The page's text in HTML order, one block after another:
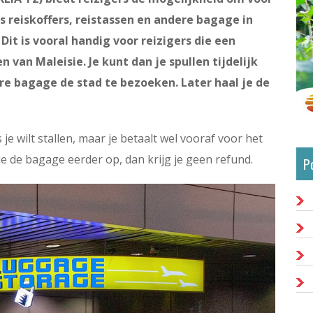
reistassen en andere bagage in
is vooral handig voor reizigers die een
van Maleisie. Je kunt dan je spullen tijdelijk
bagage de stad te bezoeken. Later haal je de
wilt stallen, maar je betaalt wel vooraf voor het
de bagage eerder op, dan krijg je geen refund.